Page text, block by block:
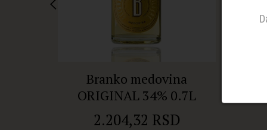
Branko medovina
ORIGINAL 34% 0.7L
2.204,32 RSD